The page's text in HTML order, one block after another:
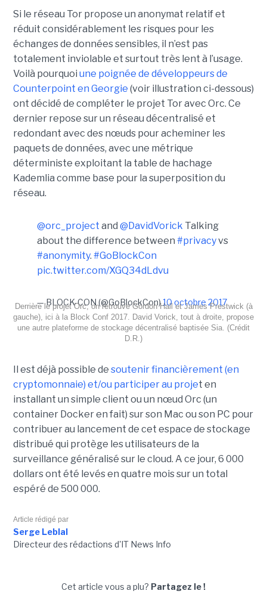
Si le réseau Tor propose un anonymat relatif et
réduit considérablement les risques pour les
échanges de données sensibles, il n’est pas
totalement inviolable et surtout très lent à l’usage.
Voilà pourquoi une poignée de développeurs de
Counterpoint en Georgie (voir illustration ci-dessous)
ont décidé de compléter le projet Tor avec Orc. Ce
dernier repose sur un réseau décentralisé et
redondant avec des nœuds pour acheminer les
paquets de données, avec une métrique
déterministe exploitant la table de hachage
Kademlia comme base pour la superposition du
réseau.
@orc_project and @DavidVorick Talking
about the difference between #privacyvs
#anonymity. #GoBlockCon
pic.twitter.com/XGQ34dLdvu
— BLOCK-CON (@GoBlockCon)10 octobre 2017
Derrière le projet Orc, on retrouve Gordon Hall et James Prestwick (à
gauche), ici à la Block Conf 2017. David Vorick, tout à droite, propose
une autre plateforme de stockage décentralisé baptisée Sia. (Crédit
D.R.)
Il est déjà possible de soutenir financièrement (en
cryptomonnaie) et/ou participer au projet en
installant un simple client ou un nœud Orc (un
container Docker en fait) sur son Mac ou son PC pour
contribuer au lancement de cet espace de stockage
distribué qui protège les utilisateurs de la
surveillance généralisé sur le cloud. A ce jour, 6 000
dollars ont été levés en quatre mois sur un total
espéré de 500 000.
Article rédigé par
Serge Leblal
Directeur des rédactions d'IT News Info
Cet article vous a plu? Partagez le !